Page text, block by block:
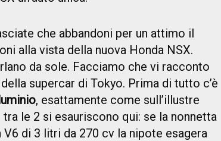
che abbandoni per un attimo il
alla vista della nuova Honda NSX.
da sole. Facciamo che vi racconto
supercar di Tokyo. Prima di tutto c’è
, esattamente come sull’illustre
le 2 si esauriscono qui: se la nonnetta
di 3 litri da 270 cv la nipote esagera